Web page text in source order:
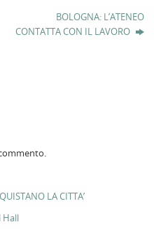
BOLOGNA: L’ATENEO
CONTATTA CON IL LAVORO
LA CITTA’
Hall